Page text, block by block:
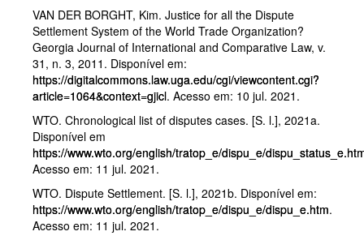
VAN DER BORGHT, Kim. Justice for all the Dispute
Settlement System of the World Trade Organization?
Georgia Journal of International and Comparative Law, v.
31, n. 3, 2011. Disponível em:
https://digitalcommons.law.uga.edu/cgi/viewcontent.cgi?
article=1064&context=gjicl. Acesso em: 10 jul. 2021.
WTO. Chronological list of disputes cases. [S. l.], 2021a.
Disponível em
https://www.wto.org/english/tratop_e/dispu_e/
Acesso em: 11 jul. 2021.
WTO. Dispute Settlement. [S. l.], 2021b. Disponível em:
https://www.wto.org/english/tratop_e/dispu_e/dispu_e.htm.
Acesso em: 11 jul. 2021.